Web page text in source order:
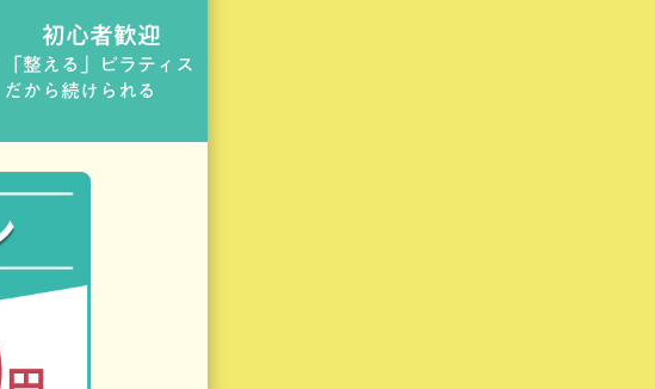
初心者歓迎
「整える」ピラティス
だから続けられる